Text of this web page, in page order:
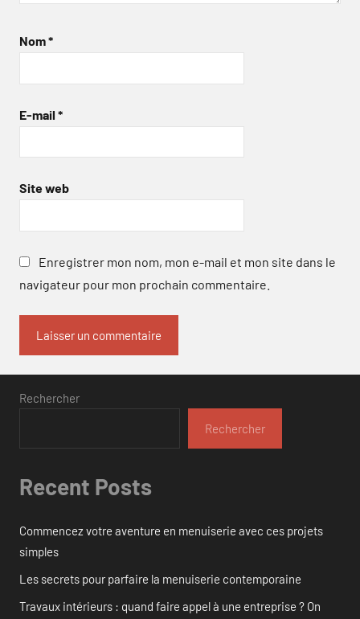
Nom*
E-mail *
Site web
Enregistrer mon nom, mon e-mail et mon site dans le
navigateur pour mon prochain commentaire.
Rechercher
Rechercher
Recent Posts
Commencez votre aventure en menuiserie avec ces projets
simples
Les secrets pour parfaire la menuiserie contemporaine
Travaux intérieurs : quand faire appel à une entreprise ? On